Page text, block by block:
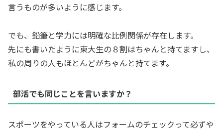
言うものが多いように感じます。
でも、鉛筆と学力には明確な比例関係が存在します。
先にも書いたように東大生の８割はちゃんと持てますし、
私の周りの人もほとんどがちゃんと持てます。
部活でも同じことを言いますか？
スポーツをやっている人はフォームのチェックって必ずや